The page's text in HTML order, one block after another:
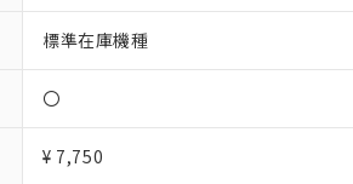
標準在庫機種
〇
¥ 7,750